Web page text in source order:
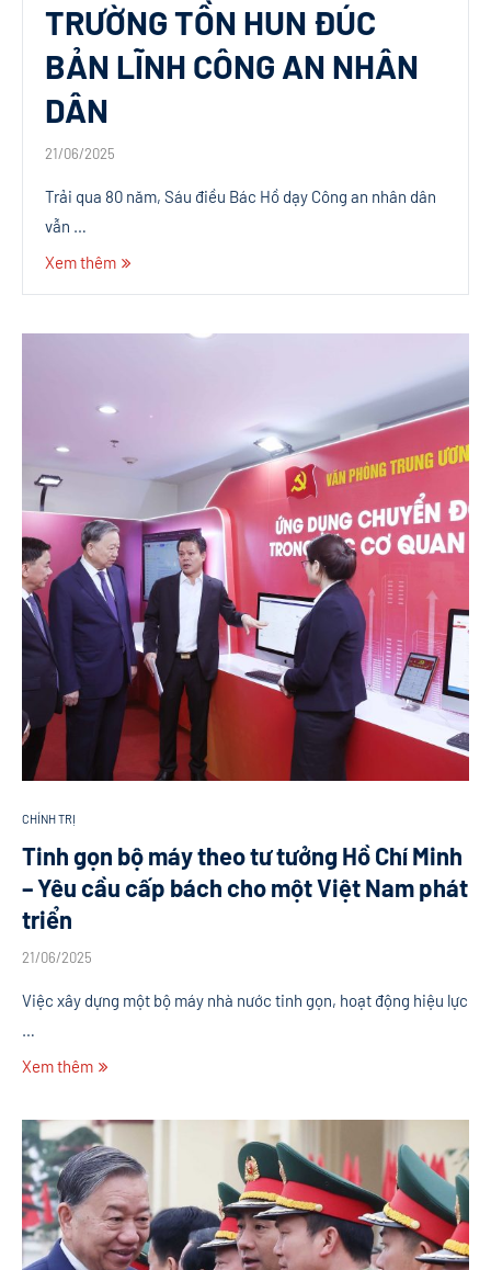
TRƯỜNG TỒN HUN ĐÚC
BẢN LĨNH CÔNG AN NHÂN
DÂN
21/06/2025
Trải qua 80 năm, Sáu điều Bác Hồ dạy Công an nhân dân
vẫn …
Xem thêm
CHÍNH TRỊ
Tinh gọn bộ máy theo tư tưởng Hồ Chí Minh
– Yêu cầu cấp bách cho một Việt Nam phát
triển
21/06/2025
Việc xây dựng một bộ máy nhà nước tinh gọn, hoạt động hiệu lực
…
Xem thêm